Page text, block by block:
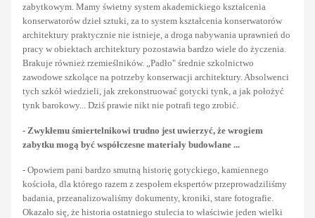
zabytkowym. Mamy świetny system akademickiego kształcenia
konserwatorów dzieł sztuki, za to system kształcenia konserwatorów
architektury praktycznie nie istnieje, a droga nabywania uprawnień do
pracy w obiektach architektury pozostawia bardzo wiele do życzenia.
Brakuje również rzemieślników. „Padło" średnie szkolnictwo
zawodowe szkolące na potrzeby konserwacji architektury. Absolwenci
tych szkół wiedzieli, jak zrekonstruować gotycki tynk, a jak położyć
tynk barokowy... Dziś prawie nikt nie potrafi tego zrobić.
- Zwykłemu śmiertelnikowi trudno jest uwierzyć, że wrogiem
zabytku mogą być współczesne materiały budowlane ...
- Opowiem pani bardzo smutną historię gotyckiego, kamiennego
kościoła, dla którego razem z zespołem ekspertów przeprowadziliśmy
badania, przeanalizowaliśmy dokumenty, kroniki, stare fotografie.
Okazało się, że historia ostatniego stulecia to właściwie jeden wielki